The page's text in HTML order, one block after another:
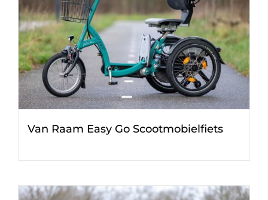
Van Raam Easy Go Scootmobielfiets